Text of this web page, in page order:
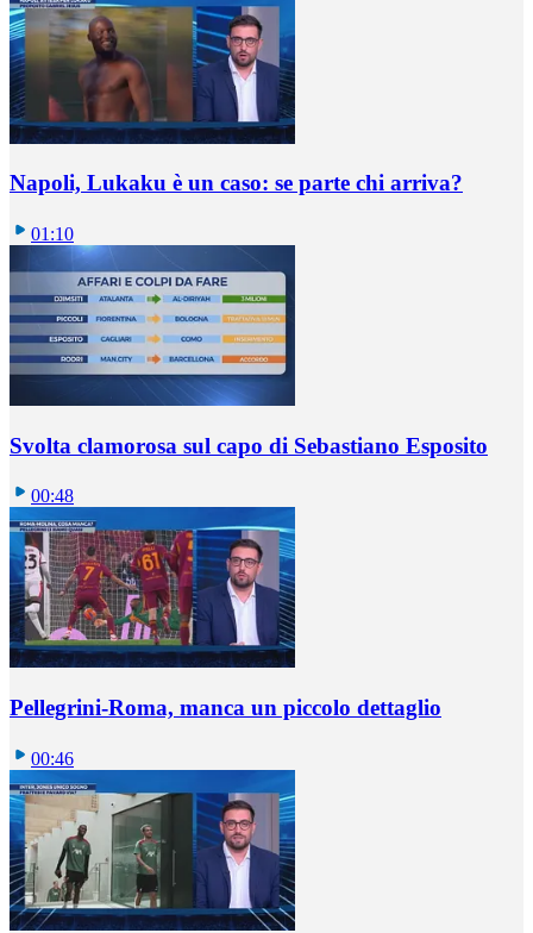
Napoli, Lukaku è un caso: se parte chi arriva?
01:10
Svolta clamorosa sul capo di Sebastiano Esposito
00:48
Pellegrini-Roma, manca un piccolo dettaglio
00:46